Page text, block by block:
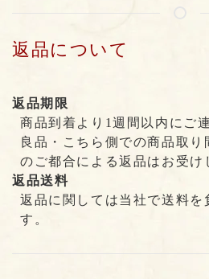
返品について
返品期限
商品到着より1週間以内にご
良品・こちら側での商品取り
のご都合による返品はお受け
返品送料
返品に関しては当社で送料を
す。